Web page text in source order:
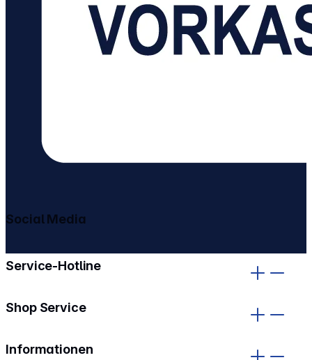
Service-Hotline
Shop Service
Informationen
Social Media